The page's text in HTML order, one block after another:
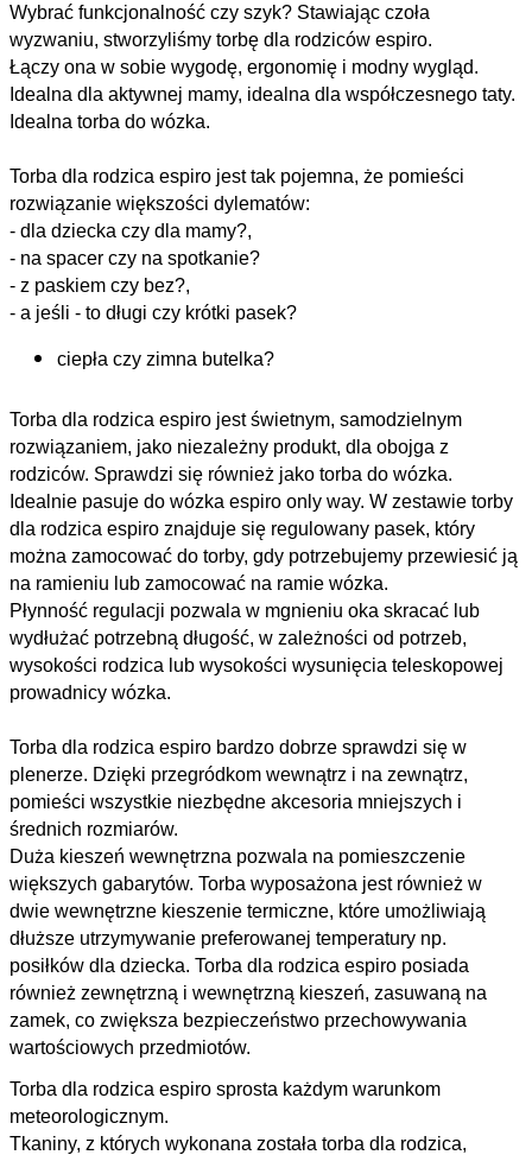
Wybrać funkcjonalność czy szyk? Stawiając czoła
wyzwaniu, stworzyliśmy torbę dla rodziców espiro.
Łączy ona w sobie wygodę, ergonomię i modny wygląd.
Idealna dla aktywnej mamy, idealna dla współczesnego taty.
Idealna torba do wózka.
Torba dla rodzica espiro jest tak pojemna, że pomieści
rozwiązanie większości dylematów:
- dla dziecka czy dla mamy?,
- na spacer czy na spotkanie?
- z paskiem czy bez?,
- a jeśli - to długi czy krótki pasek?
ciepła czy zimna butelka?
Torba dla rodzica espiro jest świetnym, samodzielnym
rozwiązaniem, jako niezależny produkt, dla obojga z
rodziców. Sprawdzi się również jako torba do wózka.
Idealnie pasuje do wózka espiro only way. W zestawie torby
dla rodzica espiro znajduje się regulowany pasek, który
można zamocować do torby, gdy potrzebujemy przewiesić ją
na ramieniu lub zamocować na ramie wózka.
Płynność regulacji pozwala w mgnieniu oka skracać lub
wydłużać potrzebną długość, w zależności od potrzeb,
wysokości rodzica lub wysokości wysunięcia teleskopowej
prowadnicy wózka.
Torba dla rodzica espiro bardzo dobrze sprawdzi się w
plenerze. Dzięki przegródkom wewnątrz i na zewnątrz,
pomieści wszystkie niezbędne akcesoria mniejszych i
średnich rozmiarów.
Duża kieszeń wewnętrzna pozwala na pomieszczenie
większych gabarytów. Torba wyposażona jest również w
dwie wewnętrzne kieszenie termiczne, które umożliwiają
dłuższe utrzymywanie preferowanej temperatury np.
posiłków dla dziecka. Torba dla rodzica espiro posiada
również zewnętrzną i wewnętrzną kieszeń, zasuwaną na
zamek, co zwiększa bezpieczeństwo przechowywania
wartościowych przedmiotów.
Torba dla rodzica espiro sprosta każdym warunkom
meteorologicznym.
Tkaniny, z których wykonana została torba dla rodzica,